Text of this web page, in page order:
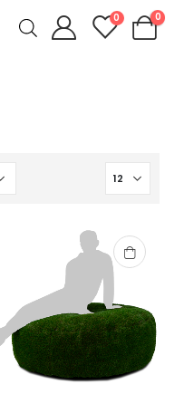
0 0